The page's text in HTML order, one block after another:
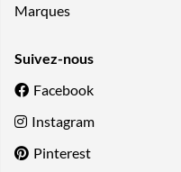
Marques
Suivez-nous
Facebook
Instagram
Pinterest